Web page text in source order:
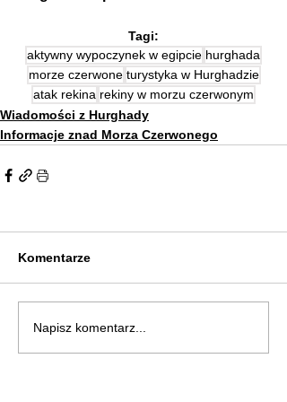
Tagi:
aktywny wypoczynek w egipcie hurghada
morze czerwone turystyka w Hurghadzie
atak rekina rekiny w morzu czerwonym
Wiadomości z Hurghady
Informacje znad Morza Czerwonego
Komentarze
Napisz komentarz...